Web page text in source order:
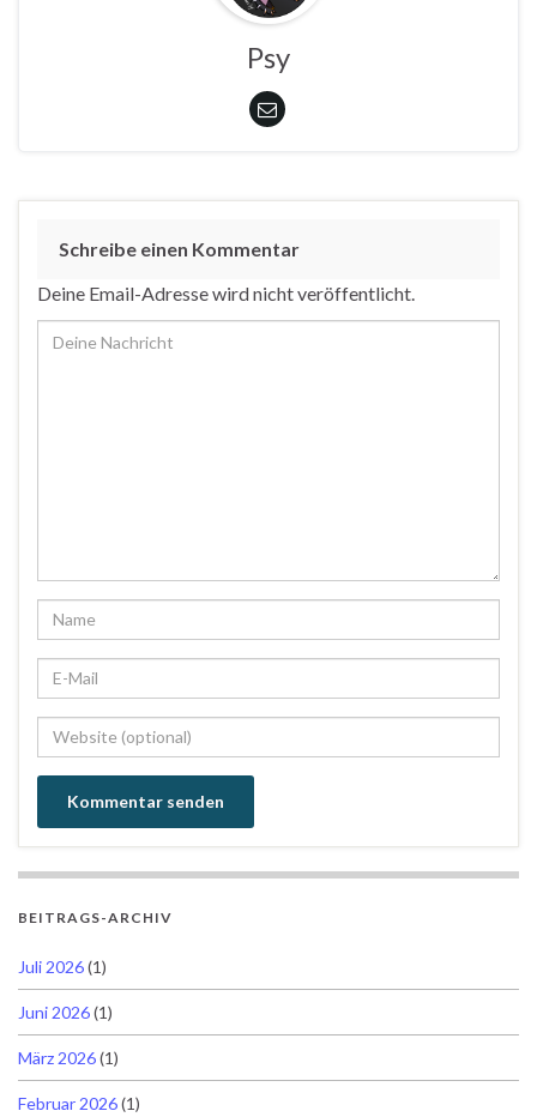
Psy
Schreibe einen Kommentar
Deine Email-Adresse wird nicht veröffentlicht.
BEITRAGS-ARCHIV
Juli 2026(1)
Juni 2026(1)
März 2026(1)
Februar 2026(1)